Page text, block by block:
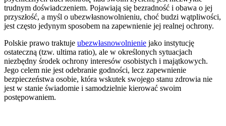
trudnym doświadczeniem. Pojawiają się bezradność i obawa o jej
przyszłość, a myśl o ubezwłasnowolnieniu, choć budzi wątpliwości,
jest często jedynym sposobem na zapewnienie jej realnej ochrony.
Polskie prawo traktuje ubezwłasnowolnienie jako instytucję
ostateczną (tzw. ultima ratio), ale w określonych sytuacjach
niezbędny środek ochrony interesów osobistych i majątkowych.
Jego celem nie jest odebranie godności, lecz zapewnienie
bezpieczeństwa osobie, która wskutek swojego stanu zdrowia nie
jest w stanie świadomie i samodzielnie kierować swoim
postępowaniem.